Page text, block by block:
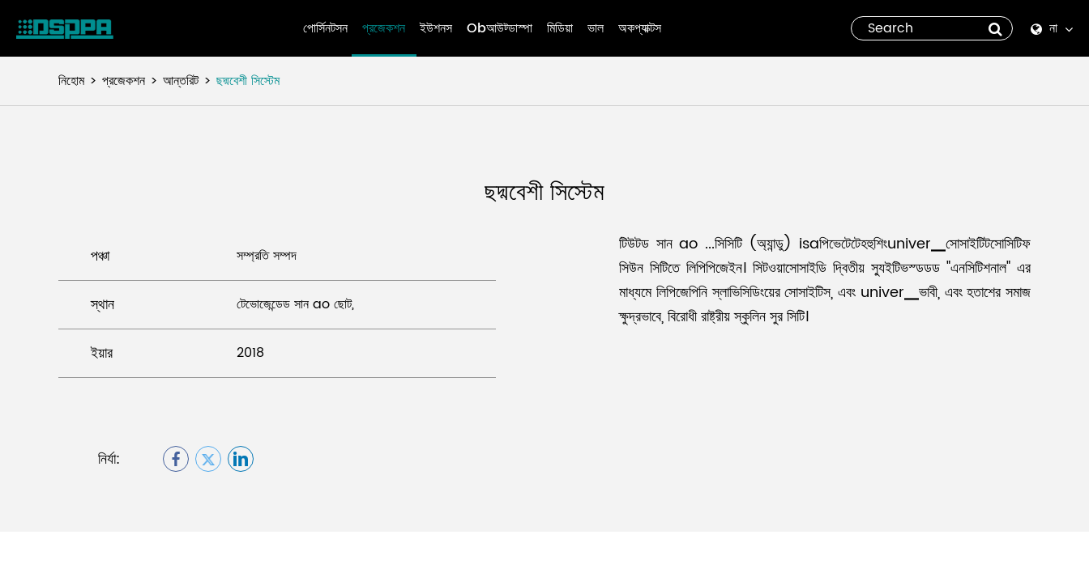
পোর্সিনটসন প্রজেকশন ইউশনস Obআউট্ডাস্পা মিডিয়া ভাল অকপ্যাক্টস
না
Español
العربية
tiếng việt
নিহোম প্রজেকশন আন্তরিট ছদ্মবেশী সিস্টেম
ছদ্মবেশী সিস্টেম
পঞ্চা সম্প্রতি সম্পদ
স্থান টেভোজেন্ডেড সান ao ছোট,
ইয়ার 2018
নির্যা:
টিউটড সান ao ...সিসিটি (অ্যান্ডু) isaপিভেটেটেহহুশিংuniver▁সোসাইটিটসোসিটিফ
সিউন সিটিতে লিপিপিজেইন। সিটওয়াসোসাইডি দ্বিতীয় স্যুইটিভস্ডডড "এনসিটিশনাল" এর
মাধ্যমে লিপিজেপিনি স্লাভিসিডিংয়ের সোসাইটিস, এবং univer▁ভাবী, এবং হতাশের সমাজ
ক্ষুদ্রভাবে, বিরোধী রাষ্ট্রীয় স্কুলিন সুর সিটি।